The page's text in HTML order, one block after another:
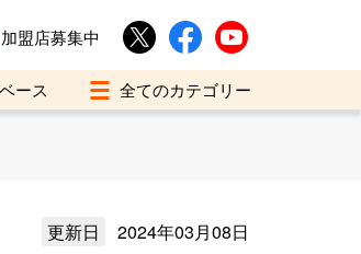
加盟店募集中
ース
更新日 2024年03月08日